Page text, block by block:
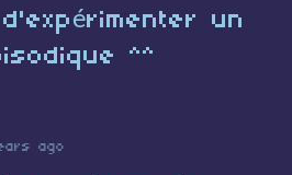
un
^^
ago